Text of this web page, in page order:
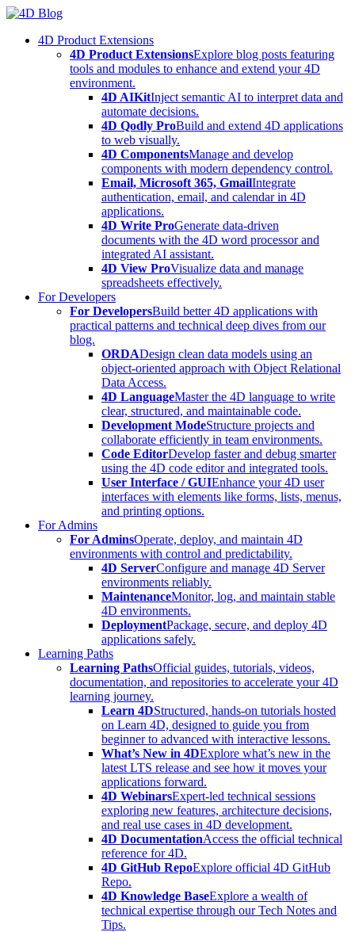
Skip
content4D Product Extensions
4D Product ExtensionsExplore blog posts featuring
tools and modules to enhance and extend your 4D
environment.
4D AIKitInject semantic AI to interpret data and
automate decisions.
4D Qodly ProBuild and extend 4D applications
to web visually.
4D ComponentsManage and develop
components with modern dependency control.
Email, Microsoft 365, GmailIntegrate
authentication, email, and calendar in 4D
applications.
4D Write ProGenerate data-driven
documents with the 4D word processor and
integrated AI assistant.
4D View ProVisualize data and manage
spreadsheets effectively.
For Developers
For DevelopersBuild better 4D applications with
practical patterns and technical deep dives from our
blog.
ORDADesign clean data models using an
object-oriented approach with Object Relational
Data Access.
4D LanguageMaster the 4D language to write
clear, structured, and maintainable code.
Development ModeStructure projects and
collaborate efficiently in team environments.
Code EditorDevelop faster and debug smarter
using the 4D code editor and integrated tools.
User Interface / GUIEnhance your 4D user
interfaces with elements like forms, lists, menus,
and printing options.
For Admins
For AdminsOperate, deploy, and maintain 4D
environments with control and predictability.
4D ServerConfigure and manage 4D Server
environments reliably.
MaintenanceMonitor, log, and maintain stable
4D environments.
DeploymentPackage, secure, and deploy 4D
applications safely.
Learning Paths
Learning PathsOfficial guides, tutorials, videos,
documentation, and repositories to accelerate your 4D
learning journey.
Learn 4DStructured, hands-on tutorials hosted
on Learn 4D, designed to guide you from
beginner to advanced with interactive lessons.
What’s New in 4DExplore what’s new in the
latest LTS release and see how it moves your
applications forward.
4D WebinarsExpert-led technical sessions
exploring new features, architecture decisions,
and real use cases in 4D development.
4D DocumentationAccess the official technical
reference for 4D.
4D GitHub RepoExplore official 4D GitHub
Repo.
4D Knowledge BaseExplore a wealth of
technical expertise through our Tech Notes and
Tips.